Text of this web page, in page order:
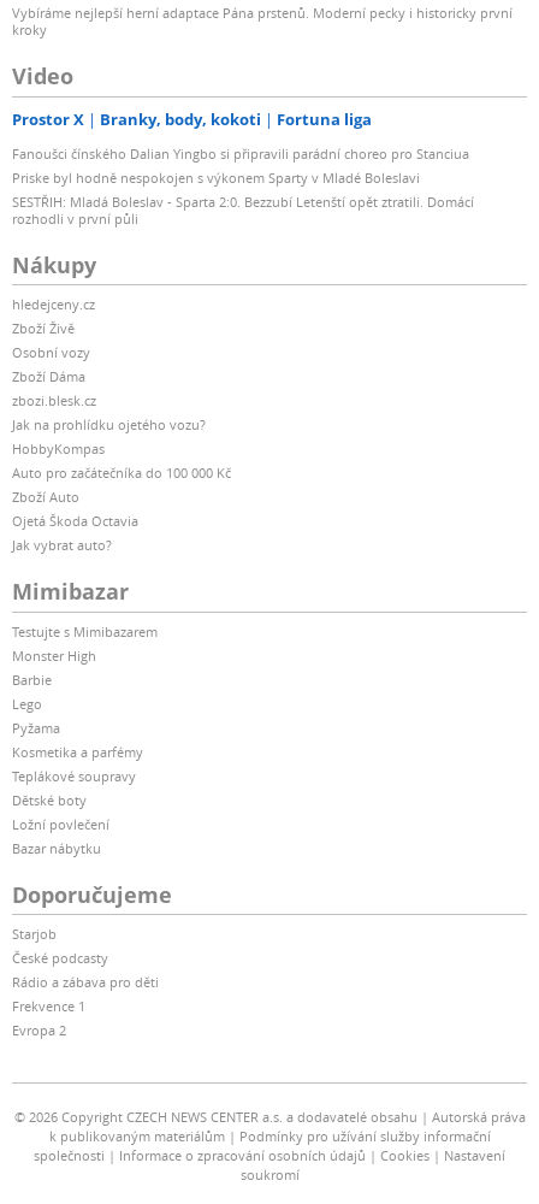
Vybíráme nejlepší herní adaptace Pána prstenů. Moderní pecky i historicky první
kroky
Video
Prostor X Branky, body, kokoti Fortuna liga
Fanoušci čínského Dalian Yingbo si připravili parádní choreo pro Stanciua
Priske byl hodně nespokojen s výkonem Sparty v Mladé Boleslavi
SESTŘIH: Mladá Boleslav - Sparta 2:0. Bezzubí Letenští opět ztratili. Domácí
rozhodli v první půli
Nákupy
hledejceny.cz
Zboží Živě
Osobní vozy
Zboží Dáma
zbozi.blesk.cz
Jak na prohlídku ojetého vozu?
HobbyKompas
Auto pro začátečníka do 100 000 Kč
Zboží Auto
Ojetá Škoda Octavia
Jak vybrat auto?
Mimibazar
Testujte s Mimibazarem
Monster High
Barbie
Lego
Pyžama
Kosmetika a parfémy
Teplákové soupravy
Dětské boty
Ložní povlečení
Bazar nábytku
Doporučujeme
Starjob
České podcasty
Rádio a zábava pro děti
Frekvence 1
Evropa 2
© 2026 Copyright CZECH NEWS CENTER a.s. a dodavatelé obsahu
Autorská práva
k publikovaným materiálům
Podmínky pro užívání služby informační
společnosti
Informace o zpracování osobních údajů Cookies
Nastavení
soukromí